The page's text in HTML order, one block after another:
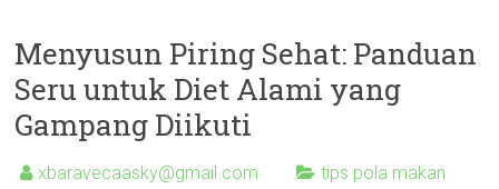
Menyusun Piring Sehat: Panduan
Seru untuk Diet Alami yang
Gampang Diikuti
xbaravecaasky@gmail.com tips pola makan